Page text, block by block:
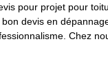
pour projet pour
devis en
Chez